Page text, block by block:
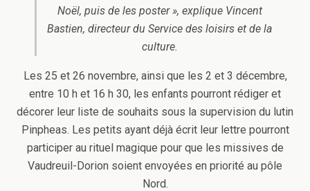
Noël, puis de les poster », explique Vincent
Bastien, directeur du Service des loisirs et de la
culture.
Les 25 et 26 novembre, ainsi que les 2 et 3 décembre,
entre 10 h et 16 h 30, les enfants pourront rédiger et
décorer leur liste de souhaits sous la supervision du lutin
Pinpheas. Les petits ayant déjà écrit leur lettre pourront
participer au rituel magique pour que les missives de
Vaudreuil-Dorion soient envoyées en priorité au pôle
Nord.